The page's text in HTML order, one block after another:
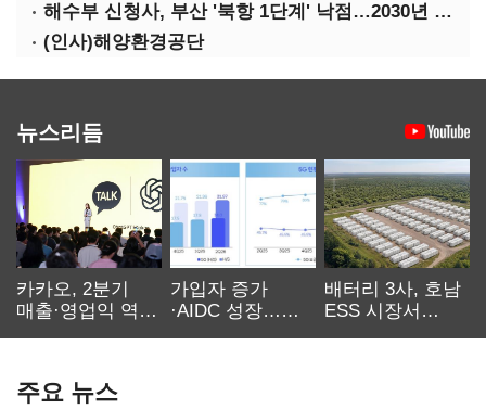
해수부 신청사, 부산 '북항 1단계' 낙점…2030년 완공 목표
(인사)해양환경공단
뉴스리듬
카카오, 2분기
매출·영업익 역대
가입자 증가
·AIDC 성장…
배터리 3사, 호남
ESS 시장서
주요 뉴스